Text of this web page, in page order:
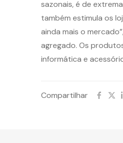
sazonais, é de
também estimula os
ainda mais o
agregado. Os
informática e
Compartilhar